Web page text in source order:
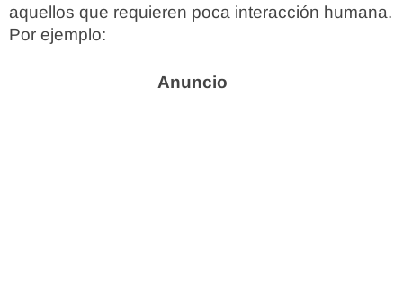
aquellos que requieren poca interacción humana.
Por ejemplo: